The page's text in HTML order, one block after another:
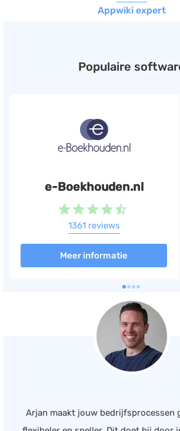
Appwiki expert
Populaire
e-Boekhouden.nl
1361 reviews
Meer informatie
Arjan maakt jouw bedrijfsprocessen